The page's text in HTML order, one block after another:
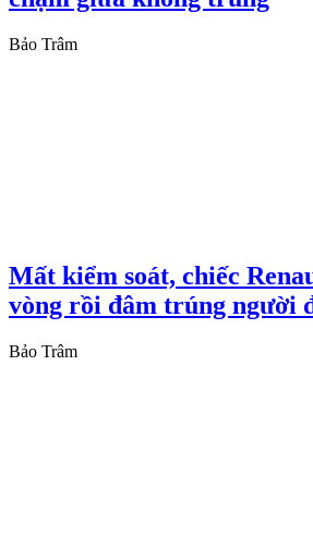
Bảo Trâm
Mất kiểm soát, chiếc
vòng rồi đâm trúng người
Bảo Trâm